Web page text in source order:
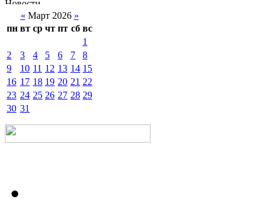
« Март 2026 »
пн вт ср чт пт сб вс
1
2
3 4 5 6 7
8
9
10 11 12 13 14 15
16 17 18 19 20 21 22
23 24 25 26 27 28 29
30 31